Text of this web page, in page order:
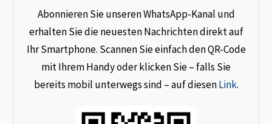
Abonnieren Sie unseren WhatsApp-Kanal und
erhalten Sie die neuesten Nachrichten direkt auf
Ihr Smartphone. Scannen Sie einfach den QR-Code
mit Ihrem Handy oder klicken Sie – falls Sie
bereits mobil unterwegs sind – auf diesenLink.